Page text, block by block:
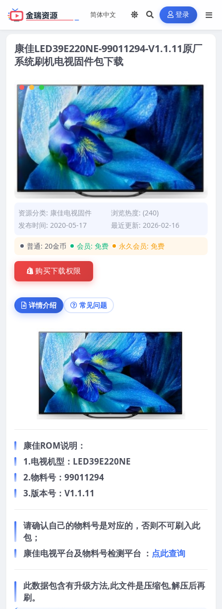
登录
康佳LED39E220NE-99011294-V1.1.11原厂
系统刷机电视固件包下载
资源分类: 康佳电视固件
浏览热度: (240)
发布时间: 2020-05-17
最近更新: 2026-02-16
普通: 20金币 会员: 免费 永久会员: 免费
购买下载权限
详情介绍 常见问题
康佳ROM说明：
1.电视机型：LED39E220NE
2.物料号：99011294
3.版本号：V1.1.11
请确认自己的物料号是对应的，否则不可刷入此
包；
康佳电视平台及物料号检测平台 ： 点此查询
此数据包含有升级方法,此文件是压缩包,解压后再
刷。